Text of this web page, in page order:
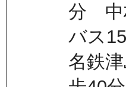
分 中
バス
名鉄